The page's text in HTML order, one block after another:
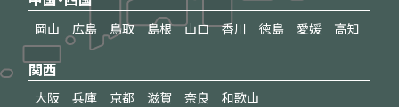
岡山 広島 鳥取 島根 山口 香川 徳島 愛媛 高知
関西
大阪 兵庫 京都 滋賀 奈良 和歌山